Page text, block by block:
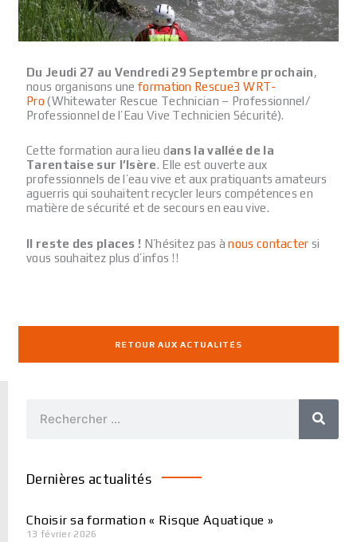
Du Jeudi 27 au Vendredi 29 Septembre prochain,
nous organisons uneformation Rescue3 WRT-
Pro (Whitewater Rescue Technician – Professionnel/
Professionnel de l’Eau Vive Technicien Sécurité).
Cette formation aura lieu dans la vallée de la
Tarentaise sur l’Isère. Elle est ouverte aux
professionnels de l’eau vive et aux pratiquants amateurs
aguerris qui souhaitent recycler leurs compétences en
matière de sécurité et de secours en eau vive.
Il reste des places ! N’hésitez pas ànous contacter si
vous souhaitez plus d’infos !!
RETOUR AUX ACTUALITÉS
Dernières actualités
Choisir sa formation « Risque Aquatique »
13 février 2026